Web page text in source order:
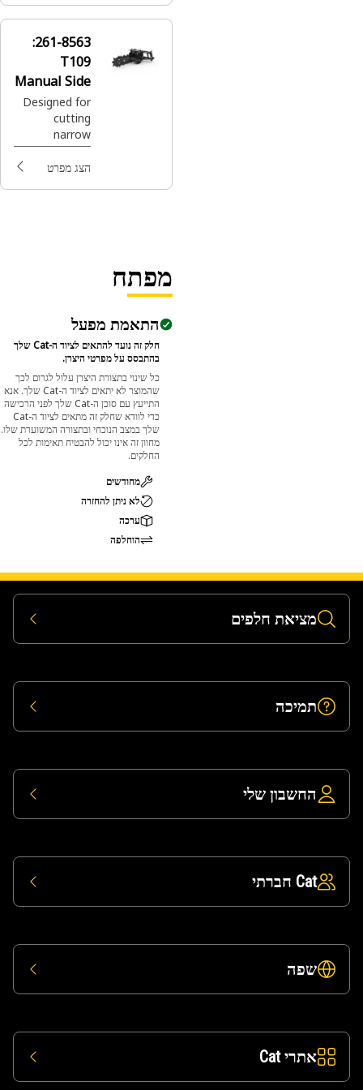
laying
telephone and
cable lines, or
water and gas
pipe.
261-8563:
T109
Manual Side
Shift,
Terminator
Chain
Designed for
cutting
narrow
straight
trenches in
הצג מפרט
מפתח
התאמת מפעל
חלק זה נועד להתאים לציוד ה-Cat שלך
בהתבסס על מפרטי היצרן.
כל שינוי בתצורת היצרן עלול לגרום לכך
שהמוצר לא יתאים לציוד ה-Cat שלך. אנא
התייעץ עם סוכן ה-Cat שלך לפני הרכישה
כדי לוודא שחלק זה מתאים לציוד ה-Cat
שלך במצב הנוכחי ובתצורה המשוערת שלו.
מחוון זה אינו יכול להבטיח תאימות לכל
החלקים.
מחודשים
לא ניתן להחזרה
ערכה
הוחלפה
מציאת חלפים
תמיכה
החשבון שלי
Cat חברתי
שפה
אתרי Cat